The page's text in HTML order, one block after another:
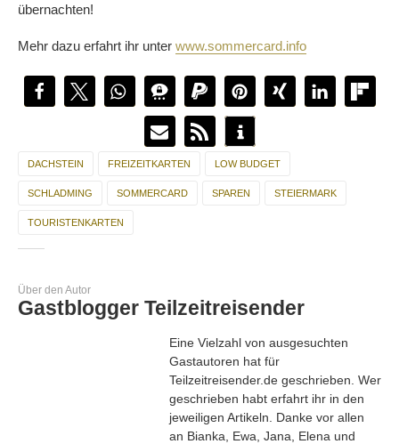
übernachten!
Mehr dazu erfahrt ihr unter www.sommercard.info
DACHSTEIN FREIZEITKARTEN LOW BUDGET
SCHLADMING SOMMERCARD SPAREN STEIERMARK
TOURISTENKARTEN
Über den Autor
Gastblogger Teilzeitreisender
Eine Vielzahl von ausgesuchten
Gastautoren hat für
Teilzeitreisender.de geschrieben. Wer
geschrieben habt erfahrt ihr in den
jeweiligen Artikeln. Danke vor allen
an Bianka, Ewa, Jana, Elena und